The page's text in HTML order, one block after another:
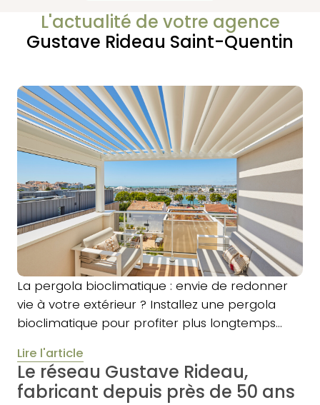
L'actualité de votre agence
Gustave Rideau Saint-Quentin
La pergola bioclimatique : envie de redonner
vie à votre extérieur ? Installez une pergola
bioclimatique pour profiter plus longtemps…
Lire l'article
Le réseau Gustave Rideau,
fabricant depuis près de 50 ans